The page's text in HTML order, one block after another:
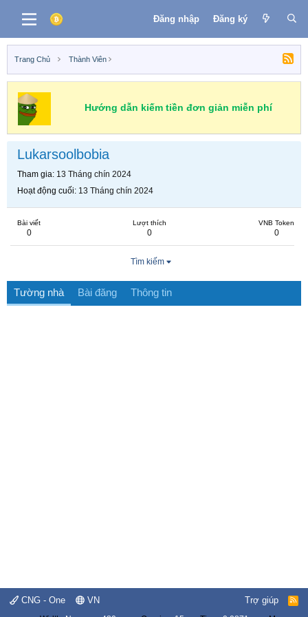
Đăng nhập Đăng ký
Trang Chủ Thành Viên
Hướng dẫn kiếm tiền đơn giản miễn phí
Lukarsoolbobia
Tham gia 13 Tháng chín 2024
Hoạt động cuối 13 Tháng chín 2024
Bài viết
0
Lượt thích
0
VNB Token
0
Tìm kiếm
Tường nhà Bài đăng Thông tin
CNG - One VN Trợ giúp
R